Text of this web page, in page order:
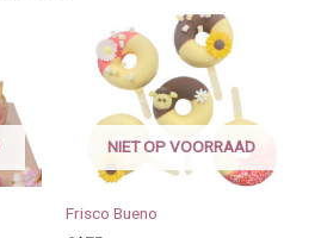
NIET OP VOORRAAD
Frisco Bueno